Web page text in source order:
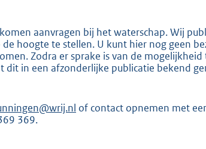
t
e
:
0
5
aanvragen bij het waterschap. Wij
hoogte te stellen. U kunt hier nog geen
Zodra er sprake is van de
dit in een afzonderlijke publicatie bekend
of contact opnemen met
369.